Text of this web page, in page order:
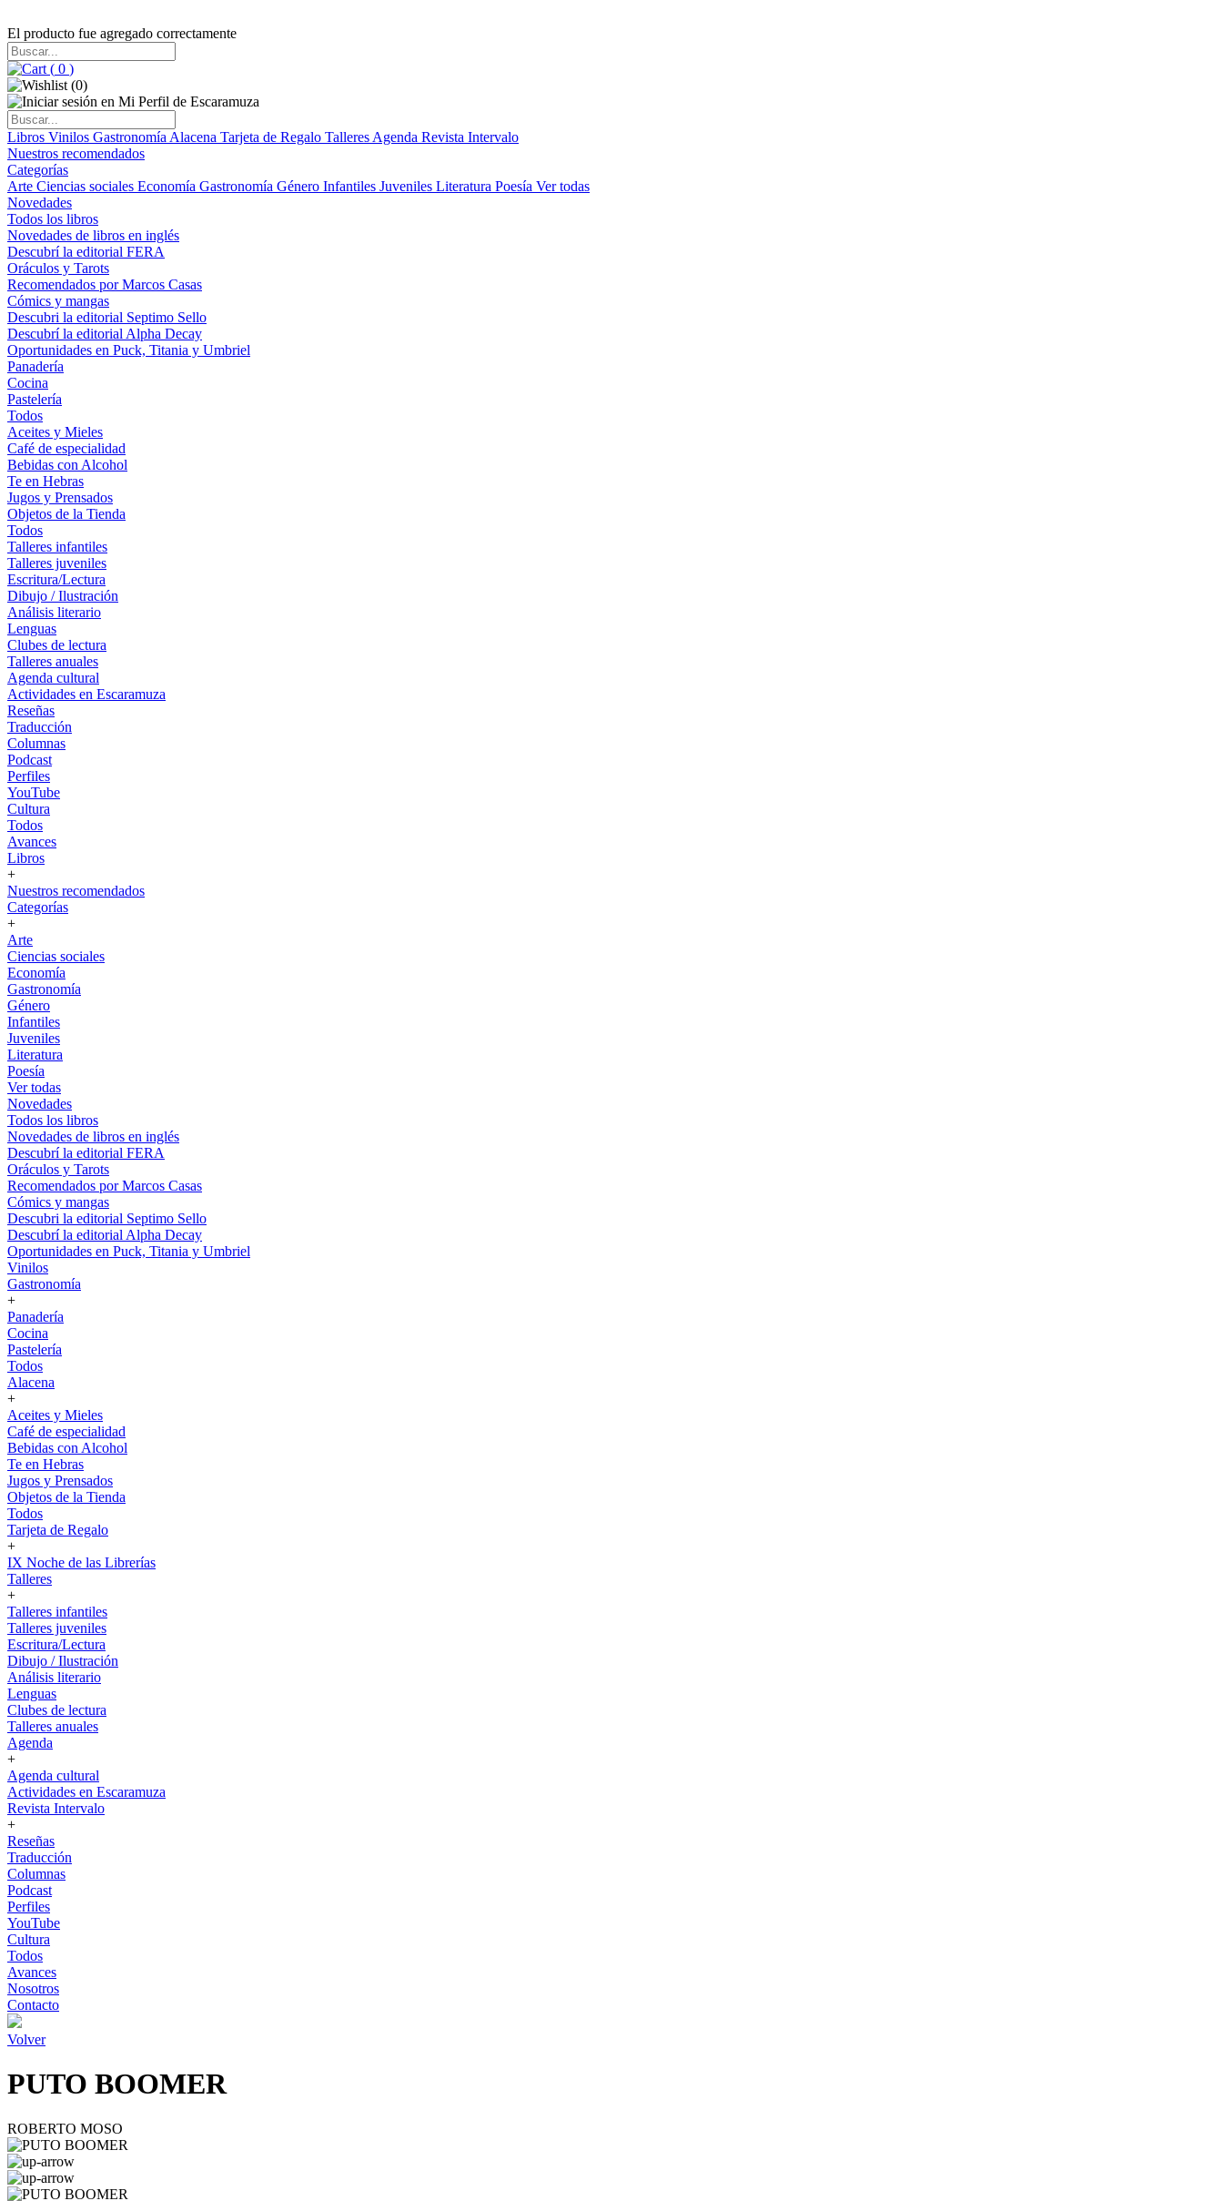
El producto fue agregado correctamente
( 0 )
(0)
Libros Vinilos Gastronomía Alacena Tarjeta de Regalo Talleres Agenda Revista Intervalo
Nuestros recomendados
Categorías
Arte Ciencias sociales Economía Gastronomía Género Infantiles Juveniles Literatura Poesía Ver todas
Novedades
Todos los libros
Novedades de libros en inglés
Descubrí la editorial FERA
Oráculos y Tarots
Recomendados por Marcos Casas
Cómics y mangas
Descubri la editorial Septimo Sello
Descubrí la editorial Alpha Decay
Oportunidades en Puck, Titania y Umbriel
Panadería
Cocina
Pastelería
Todos
Aceites y Mieles
Café de especialidad
Bebidas con Alcohol
Te en Hebras
Jugos y Prensados
Objetos de la Tienda
Todos
Talleres infantiles
Talleres juveniles
Escritura/Lectura
Dibujo / Ilustración
Análisis literario
Lenguas
Clubes de lectura
Talleres anuales
Agenda cultural
Actividades en Escaramuza
Reseñas
Traducción
Columnas
Podcast
Perfiles
YouTube
Cultura
Todos
Avances
Libros
+
Nuestros recomendados
Categorías
+
Arte
Ciencias sociales
Economía
Gastronomía
Género
Infantiles
Juveniles
Literatura
Poesía
Ver todas
Novedades
Todos los libros
Novedades de libros en inglés
Descubrí la editorial FERA
Oráculos y Tarots
Recomendados por Marcos Casas
Cómics y mangas
Descubri la editorial Septimo Sello
Descubrí la editorial Alpha Decay
Oportunidades en Puck, Titania y Umbriel
Vinilos
Gastronomía
+
Panadería
Cocina
Pastelería
Todos
Alacena
+
Aceites y Mieles
Café de especialidad
Bebidas con Alcohol
Te en Hebras
Jugos y Prensados
Objetos de la Tienda
Todos
Tarjeta de Regalo
+
IX Noche de las Librerías
Talleres
+
Talleres infantiles
Talleres juveniles
Escritura/Lectura
Dibujo / Ilustración
Análisis literario
Lenguas
Clubes de lectura
Talleres anuales
Agenda
+
Agenda cultural
Actividades en Escaramuza
Revista Intervalo
+
Reseñas
Traducción
Columnas
Podcast
Perfiles
YouTube
Cultura
Todos
Avances
Nosotros
Contacto
Volver
PUTO BOOMER
ROBERTO MOSO